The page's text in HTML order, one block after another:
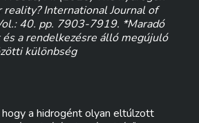
reality? International Journal of
40. pp. 7903-7919. *Maradó
a rendelkezésre álló megújuló
különbség
a hidrogént olyan eltúlzott